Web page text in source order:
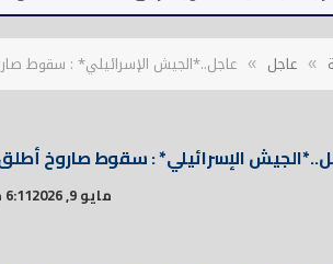
» عاجل » عاجل..*الجيش الإسرائيلي* : سقوط
الإسرائيلي* : سقوط صاروخ
مايو 9, 2026 6:11 م